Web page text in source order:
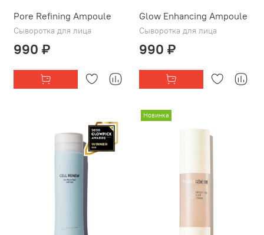
Pore Refining Ampoule
Сыворотка для лица
990 ₽
Glow Enhancing Ampoule
Сыворотка для лица
990 ₽
Новинка